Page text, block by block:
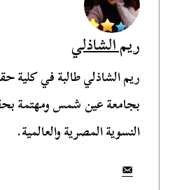
ريم الشاذلي
ريم الشاذلي طالبة في كلية
بجامعة عين شمس ومهتمة
النسوية المصرية والعالمية.